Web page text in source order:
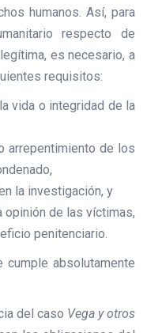
humanos. Así, para
respecto de
es necesario, a
requisitos:
vida o integridad de la
arrepentimiento de los
la investigación, y
opinión de las víctimas,
penitenciario.
absolutamente
del caso Vega y otros